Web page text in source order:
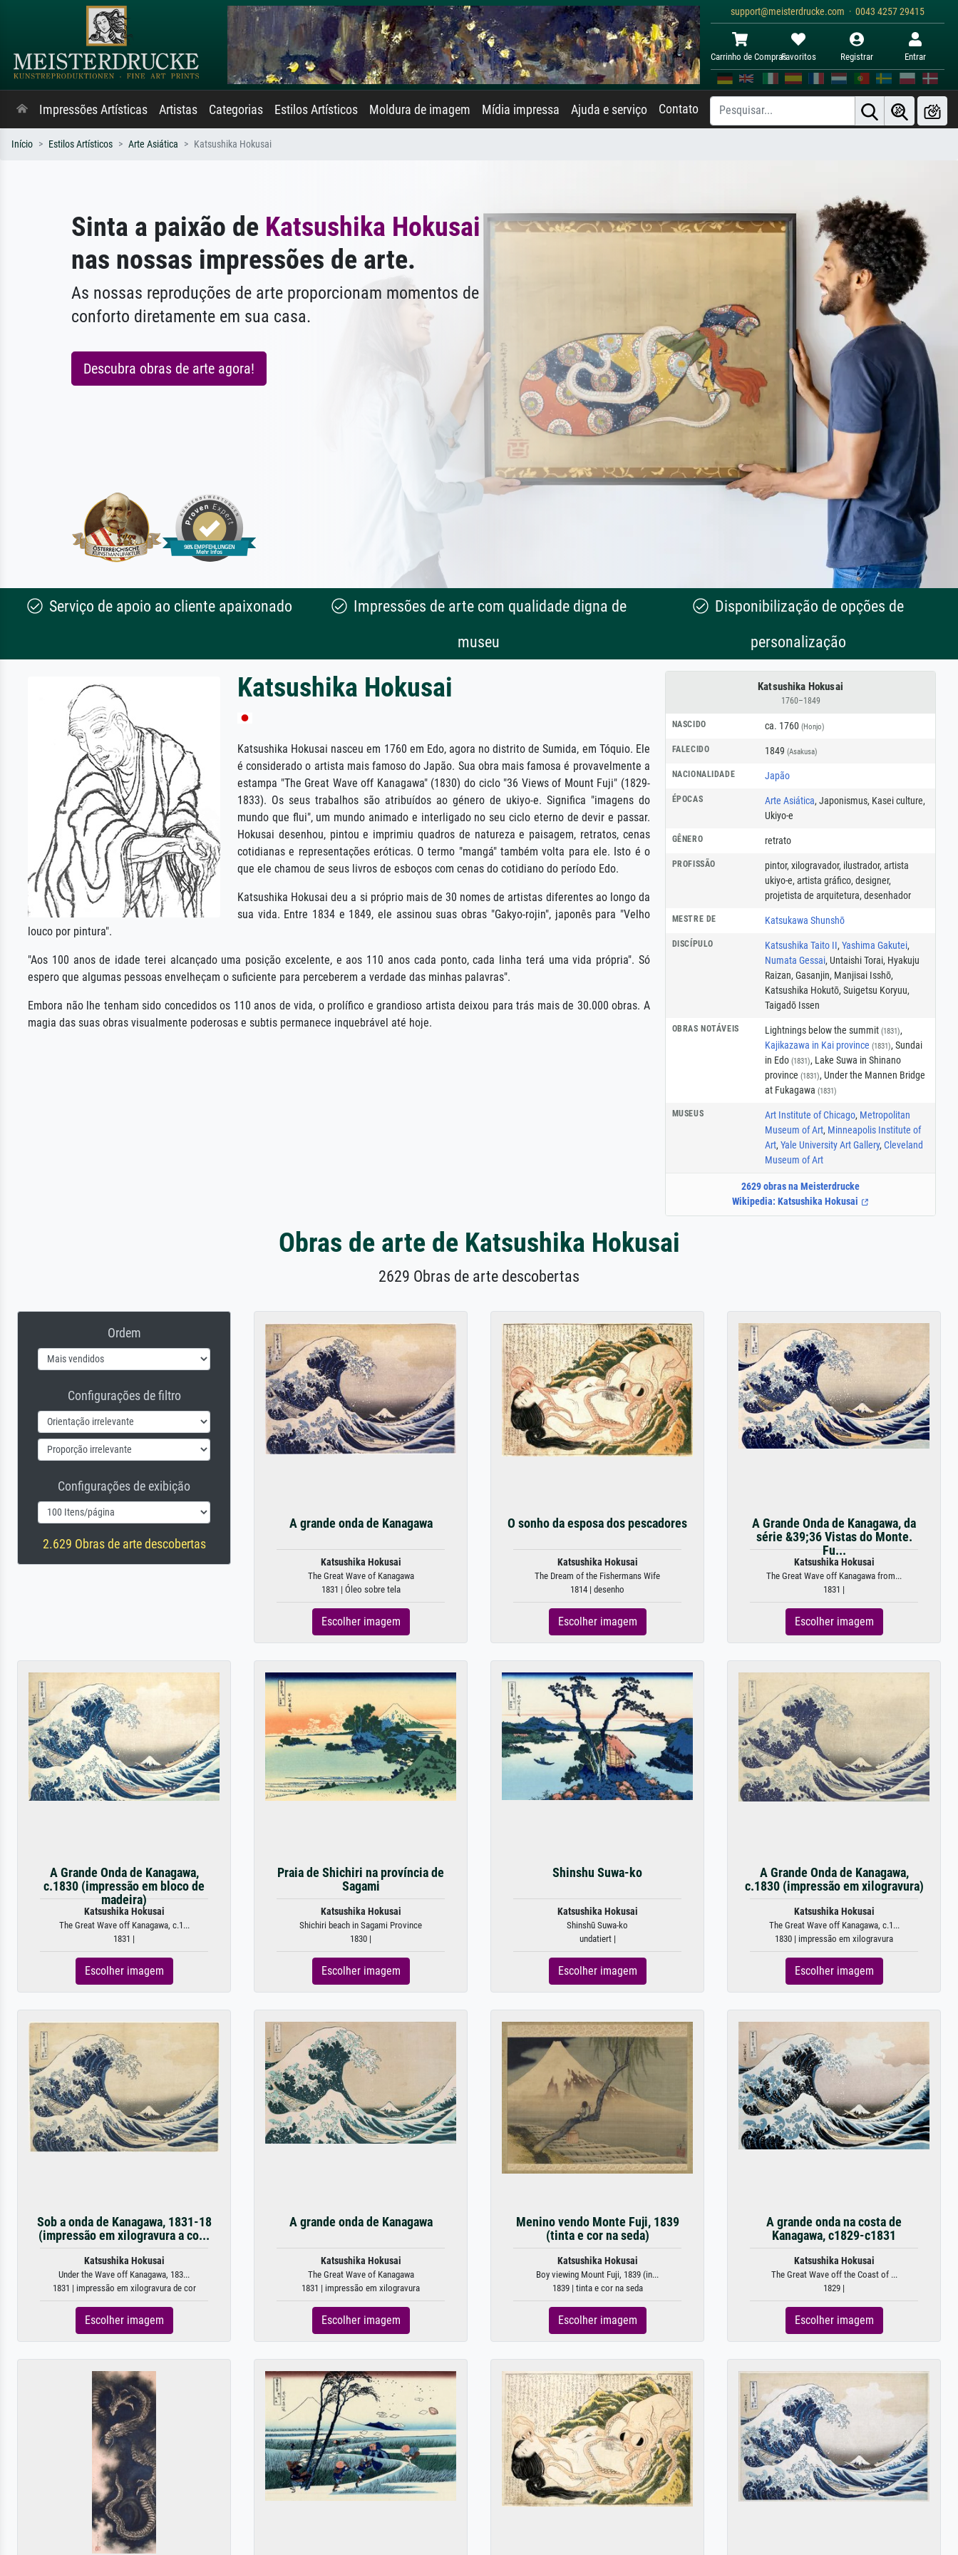
support@meisterdrucke.com · 0043 4257 29415
Carrinho de ComprasFavoritos Registrar Entrar
Impressões Artísticas Artistas Categorias Estilos Artísticos Moldura de imagem Mídia impressa Ajuda e serviço Contato
Início Estilos Artísticos Arte Asiática Katsushika Hokusai
Sinta a paixão de Katsushika Hokusai
nas nossas impressões de arte.
As nossas reproduções de arte proporcionam momentos de
conforto diretamente em sua casa.
Descubra obras de arte agora!
Serviço de apoio ao cliente apaixonado
Impressões de arte com qualidade digna de
museu
Disponibilização de opções de
personalização
Katsushika Hokusai
1760–1849
NASCIDO ca. 1760 (Honjo)
FALECIDO 1849 (Asakusa)
NACIONALIDADE Japão
ÉPOCAS Arte Asiática, Japonismus, Kasei culture,
Ukiyo-e
GÊNERO retrato
PROFISSÃO pintor, xilogravador, ilustrador, artista
ukiyo-e, artista gráfico, designer,
projetista de arquitetura, desenhador
MESTRE DE Katsukawa Shunshō
DISCÍPULO Katsushika Taito II, Yashima Gakutei,
Numata Gessai, Untaishi Torai, Hyakuju
Raizan, Gasanjin, Manjisai Isshō,
Katsushika Hokutō‎, Suigetsu Koryuu,
Taigadō Issen
OBRAS NOTÁVEIS Lightnings below the summit (1831),
Kajikazawa in Kai province (1831), Sundai
in Edo (1831), Lake Suwa in Shinano
province (1831), Under the Mannen Bridge
at Fukagawa (1831)
MUSEUS Art Institute of Chicago, Metropolitan
Museum of Art, Minneapolis Institute of
Art, Yale University Art Gallery, Cleveland
Museum of Art
2629 obras na Meisterdrucke
Wikipedia: Katsushika Hokusai
Katsushika Hokusai
Katsushika Hokusai nasceu em 1760 em Edo, agora no distrito de Sumida, em Tóquio. Ele
é considerado o artista mais famoso do Japão. Sua obra mais famosa é provavelmente a
estampa "The Great Wave off Kanagawa" (1830) do ciclo "36 Views of Mount Fuji" (1829-
1833). Os seus trabalhos são atribuídos ao género de ukiyo-e. Significa "imagens do
mundo que flui", um mundo animado e interligado no seu ciclo eterno de devir e passar.
Hokusai desenhou, pintou e imprimiu quadros de natureza e paisagem, retratos, cenas
cotidianas e representações eróticas. O termo "mangá" também volta para ele. Isto é o
que ele chamou de seus livros de esboços com cenas do cotidiano do período Edo.
Katsushika Hokusai deu a si próprio mais de 30 nomes de artistas diferentes ao longo da
sua vida. Entre 1834 e 1849, ele assinou suas obras "Gakyo-rojin", japonês para "Velho
louco por pintura".
"Aos 100 anos de idade terei alcançado uma posição excelente, e aos 110 anos cada ponto, cada linha terá uma vida própria". Só
espero que algumas pessoas envelheçam o suficiente para perceberem a verdade das minhas palavras".
Embora não lhe tenham sido concedidos os 110 anos de vida, o prolífico e grandioso artista deixou para trás mais de 30.000 obras. A
magia das suas obras visualmente poderosas e subtis permanece inquebrável até hoje.
Obras de arte de Katsushika Hokusai
2629 Obras de arte descobertas
Ordem
Configurações de filtro
Configurações de exibição
2.629 Obras de arte descobertas
A grande onda de Kanagawa
Katsushika Hokusai
The Great Wave of Kanagawa
1831 | Óleo sobre tela
Escolher imagem
O sonho da esposa dos pescadores
Katsushika Hokusai
The Dream of the Fishermans Wife
1814 | desenho
Escolher imagem
A Grande Onda de Kanagawa, da
série &39;36 Vistas do Monte.
Fu...
Katsushika Hokusai
The Great Wave off Kanagawa from...
1831 |
Escolher imagem
A Grande Onda de Kanagawa,
c.1830 (impressão em bloco de
madeira)
Katsushika Hokusai
The Great Wave off Kanagawa, c.1...
1831 |
Escolher imagem
Praia de Shichiri na província de
Sagami
Katsushika Hokusai
Shichiri beach in Sagami Province
1830 |
Escolher imagem
Shinshu Suwa-ko
Katsushika Hokusai
Shinshū Suwa-ko
undatiert |
Escolher imagem
A Grande Onda de Kanagawa,
c.1830 (impressão em xilogravura)
Katsushika Hokusai
The Great Wave off Kanagawa, c.1...
1830 | impressão em xilogravura
Escolher imagem
Sob a onda de Kanagawa, 1831-18
(impressão em xilogravura a co...
Katsushika Hokusai
Under the Wave off Kanagawa, 183...
1831 | impressão em xilogravura de cor
Escolher imagem
A grande onda de Kanagawa
Katsushika Hokusai
The Great Wave of Kanagawa
1831 | impressão em xilogravura
Escolher imagem
Menino vendo Monte Fuji, 1839
(tinta e cor na seda)
Katsushika Hokusai
Boy viewing Mount Fuji, 1839 (in...
1839 | tinta e cor na seda
Escolher imagem
A grande onda na costa de
Kanagawa, c1829-c1831
Katsushika Hokusai
The Great Wave off the Coast of ...
1829 |
Escolher imagem